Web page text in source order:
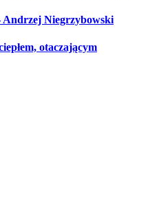
Andrzej Niegrzybowski
otaczającym